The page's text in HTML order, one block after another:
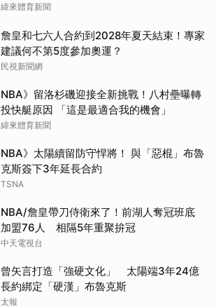
緯來體育新聞
詹皇和七六人合約到2028年夏天結束！專家
建議何不第5度參加奧運？
民視新聞網
NBA》留洛杉磯迎接全新挑戰！八村壘曝轉
投快艇原因 「這是最適合我的機會」
緯來體育新聞
NBA》太陽續留防守悍將！ 與「惡棍」布魯
克斯簽下3年延長合約
TSNA
NBA/詹皇帶刀侍衛來了！前湖人奪冠班底
加盟76人 相隔5年重聚拚冠
中天電視台
曾矢言打造「強硬文化」 太陽端3年24億
長約綁定「硬漢」布魯克斯
太報